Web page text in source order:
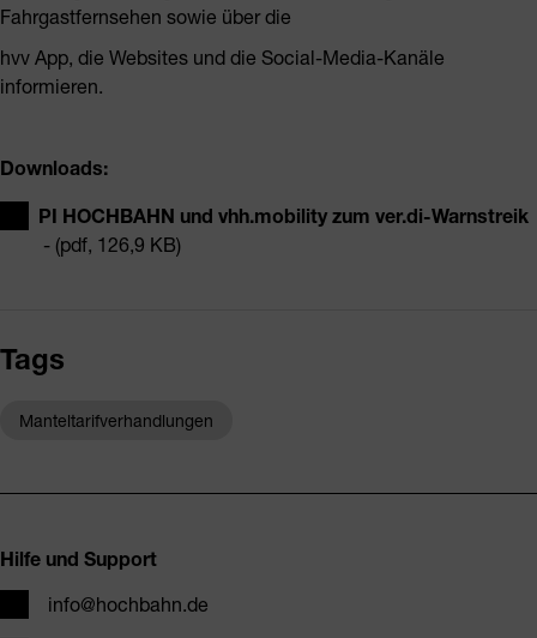
Fahrgastfernsehen sowie über die
hvv App, die Websites und die Social-Media-Kanäle
informieren.
Downloads:
PI HOCHBAHN und vhh.mobility zum ver.di-Warnstreik
- (pdf, 126,9 KB)
Tags
Manteltarifverhandlungen
Hilfe und Support
E-Mailinfo@hochbahn.de